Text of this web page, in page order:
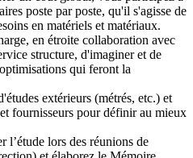
poste par poste, qu'il s'agisse de
en matériels et matériaux.
en étroite collaboration avec
structure, d'imaginer et de
qui feront la
extérieurs (métrés, etc.) et
fournisseurs pour définir au mieux
l’étude lors des réunions de